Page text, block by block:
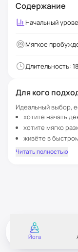
доступен: даже
вырабатывать
тело само начнёт
собой.
ощущениям в теле,
подскажет, как
Содержание
Начальный
Мягкое
Длительность: 18
Для кого
Идеальный выбор,
хотите начать
хотите мягко
живёте в
Читать полностью
Йога